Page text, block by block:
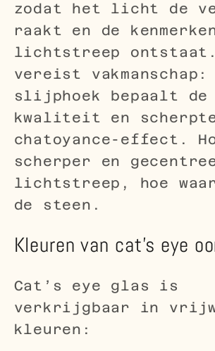
zodat het licht de
raakt en de
lichtstreep
vereist vakmanschap:
slijphoek bepaalt de
kwaliteit en
chatoyance-effect.
scherper en
lichtstreep, hoe
de steen.
Kleuren van cat’s eye
Cat’s eye glas is
verkrijgbaar in
kleuren: